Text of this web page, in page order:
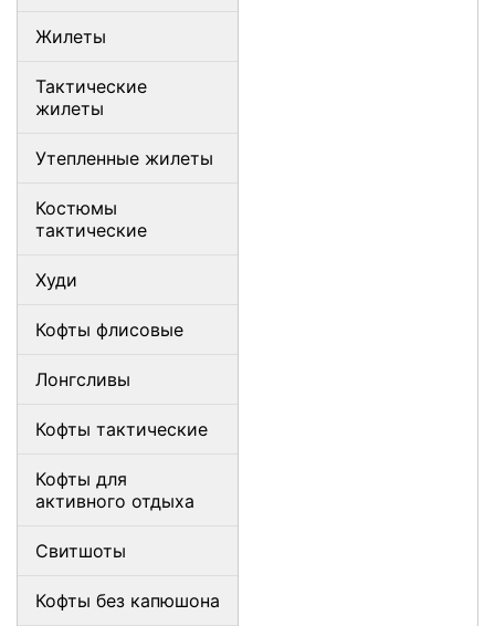
Жилеты
Тактические
жилеты
Утепленные жилеты
Костюмы
тактические
Худи
Кофты флисовые
Лонгсливы
Кофты тактические
Кофты для
активного отдыха
Свитшоты
Кофты без капюшона